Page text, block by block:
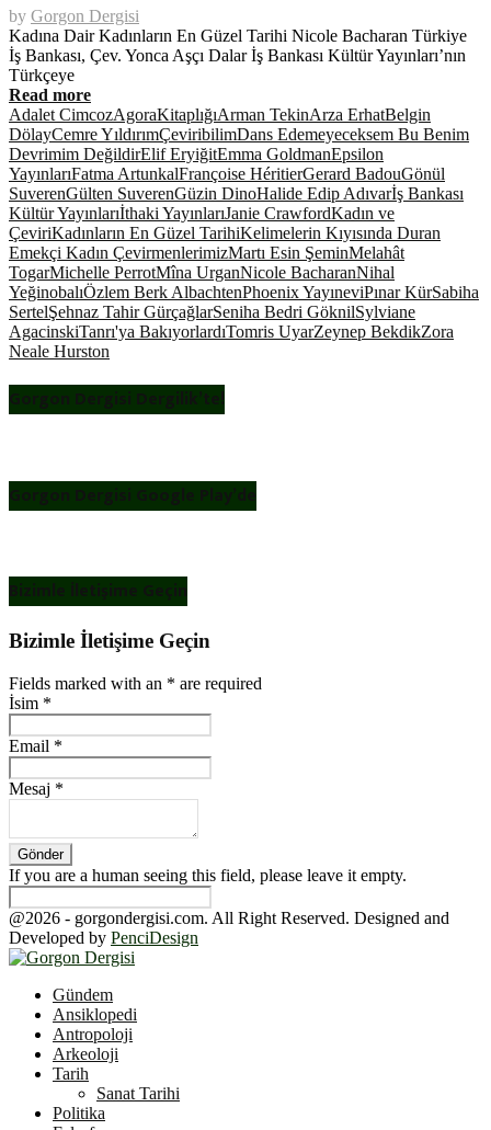
by Gorgon Dergisi
Kadına Dair Kadınların En Güzel Tarihi Nicole Bacharan Türkiye
İş Bankası, Çev. Yonca Aşçı Dalar İş Bankası Kültür Yayınları’nın
Türkçeye
Read more
Adalet CimcozAgoraKitaplığıArman TekinArza ErhatBelgin
DölayCemre YıldırımÇeviribilimDans Edemeyeceksem Bu Benim
Devrimim DeğildirElif EryiğitEmma GoldmanEpsilon
YayınlarıFatma ArtunkalFrançoise HéritierGerard BadouGönül
SuverenGülten SuverenGüzin DinoHalide Edip Adıvarİş Bankası
Kültür Yayınlarıİthaki YayınlarıJanie CrawfordKadın ve
ÇeviriKadınların En Güzel TarihiKelimelerin Kıyısında Duran
Emekçi Kadın ÇevirmenlerimizMartı Esin ŞeminMelahât
TogarMichelle PerrotMîna UrganNicole BacharanNihal
YeğinobalıÖzlem Berk AlbachtenPhoenix YayıneviPınar KürSabiha
SertelŞehnaz Tahir GürçağlarSeniha Bedri GöknilSylviane
AgacinskiTanrı'ya BakıyorlardıTomris UyarZeynep BekdikZora
Neale Hurston
Gorgon Dergisi Dergilik’te!
Gorgon Dergisi Google Play’de
Bizimle İletişime Geçin
Bizimle İletişime Geçin
Fields marked with an * are required
İsim *
Email *
Mesaj *
If you are a human seeing this field, please leave it empty.
@2026 - gorgondergisi.com. All Right Reserved. Designed and
Developed by PenciDesign
Gündem
Ansiklopedi
Antropoloji
Arkeoloji
Tarih
Sanat Tarihi
Politika